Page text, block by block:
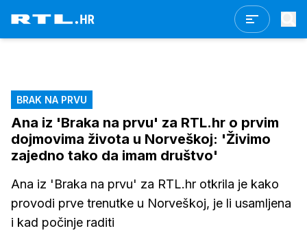
BRAK NA PRVU
Ana iz 'Braka na prvu' za RTL.hr o prvim
dojmovima života u Norveškoj: 'Živimo
zajedno tako da imam društvo'
Ana iz 'Braka na prvu' za RTL.hr otkrila je kako
provodi prve trenutke u Norveškoj, je li usamljena
i kad počinje raditi